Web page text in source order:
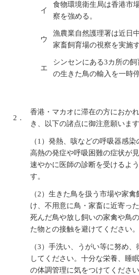
イ
食物環境衛生局は香港市
察を強める。
ウ
漁農業自然護理署は近日
家畜飼育場の視察を実施す
エ
シンセンにある3カ所の
の生きた鳥の輸入を一時
2．
香港・マカオに滞在の方におか
き、以下の諸点に御注意願います
（1）発熱、咳などの呼吸器感
高熱の発症や呼吸困難の症状が
速やかに医師の診断を受けるよ
す。
（2）生きた鳥を扱う市場や家
け、不用意に鳥・家畜に近寄っ
死んだ鳥や放し飼いの家禽や鳥
た物との接触を避けてください。
（3）手洗い、うがい等に努め
してください。十分な栄養、睡
の体調管理に気をつけてください